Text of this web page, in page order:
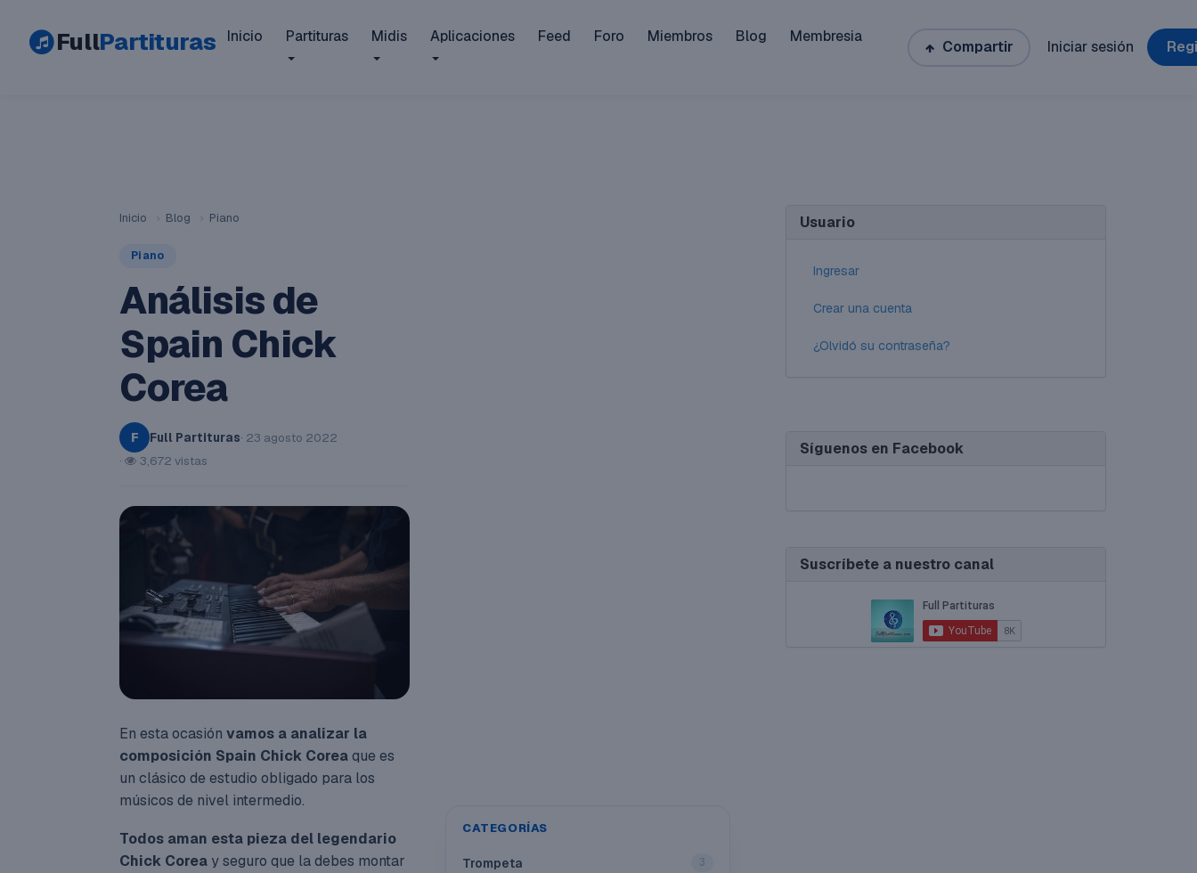
FullPartituras Inicio Partituras Midis Aplicaciones Feed Foro Miembros Blog Membresia
Compartir Iniciar sesión
Inicio › Blog › Piano
Piano
Análisis de
Spain Chick
Corea
F Full Partituras· 23 agosto 2022
·
3,672 vistas
En esta ocasión vamos a analizar la
composición Spain Chick Coreaque es
un clásico de estudio obligado para los
músicos de nivel intermedio.
Todos aman esta pieza del legendario
Chick Corea y seguro que la debes montar
CATEGORÍAS
Trompeta 3
Usuario
Ingresar
Crear una cuenta
¿Olvidó su contraseña?
Síguenos en Facebook
Suscríbete a nuestro canal